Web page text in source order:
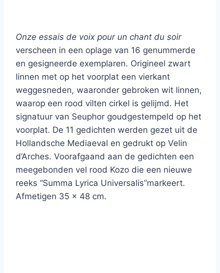
Onze essais de voix pour un chant du soir
verscheen in een oplage van 16 genummerde
en gesigneerde exemplaren. Origineel zwart
linnen met op het voorplat een vierkant
weggesneden, waaronder gebroken wit linnen,
waarop een rood vilten cirkel is gelijmd. Het
signatuur van Seuphor goudgestempeld op het
voorplat. De 11 gedichten werden gezet uit de
Hollandsche Mediaeval en gedrukt op Velin
d’Arches. Voorafgaand aan de gedichten een
meegebonden vel rood Kozo die een nieuwe
reeks “Summa Lyrica Universalis”markeert.
Afmetigen 35 x 48 cm.